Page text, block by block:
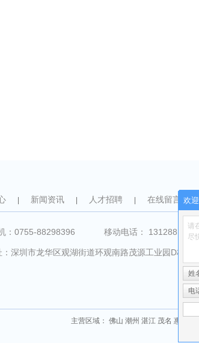
新闻资讯 人才招聘 在线留言 |
移动电话：
圳市龙华区观湖街道环观南路茂源工业园D栋三楼
主营区域： 佛山 潮州 湛江 茂名 惠州
欢
请
尽
姓
电